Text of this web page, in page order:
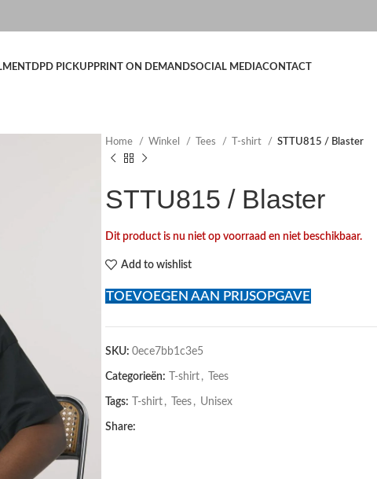
DPD PICKUPPRINT ON DEMANDSOCIAL MEDIACONTACT
Home Winkel Tees T-shirt STTU815 / Blaster
STTU815 / Blaster
Dit product is nu niet op voorraad en niet beschikbaar.
Add to wishlist
TOEVOEGEN AAN PRIJSOPGAVE
SKU: 0ece7bb1c3e5
Categorieën: T-shirt , Tees
Tags: T-shirt , Tees , Unisex
Share: